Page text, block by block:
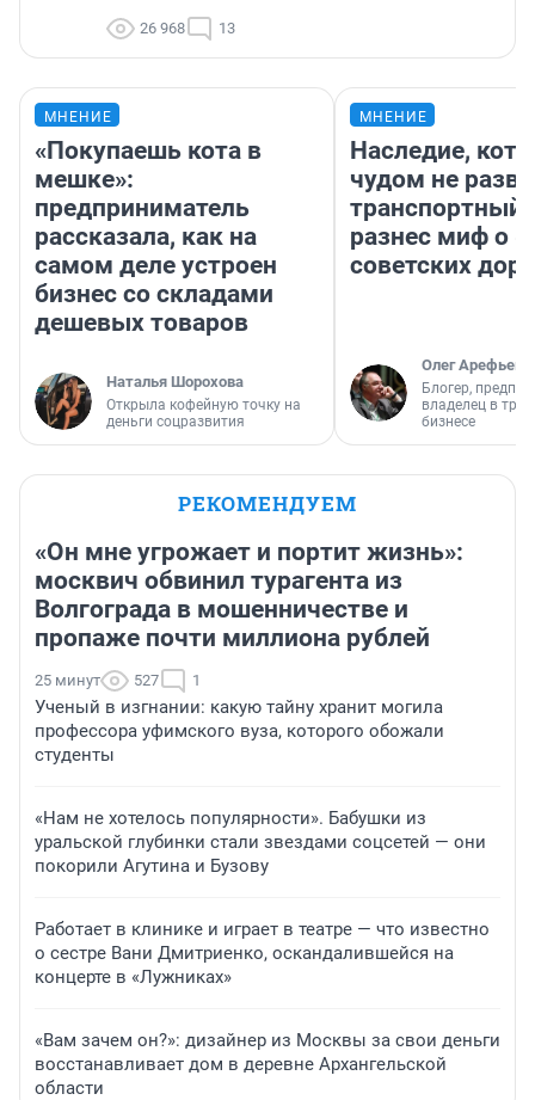
26 968 13
МНЕНИЕ
«Покупаешь кота в
мешке»:
предприниматель
рассказала, как на
самом деле устроен
бизнес со складами
дешевых товаров
Наталья Шорохова
Открыла кофейную точку на
деньги соцразвития
МНЕНИЕ
Наследие,
чудом не
транспортный
разнес миф о
советских
Олег Арефьев
Блогер,
владелец в
бизнесе
РЕКОМЕНДУЕМ
«Он мне угрожает и портит жизнь»:
москвич обвинил турагента из
Волгограда в мошенничестве и
пропаже почти миллиона рублей
25 минут 527 1
Ученый в изгнании: какую тайну хранит могила
профессора уфимского вуза, которого обожали
студенты
«Нам не хотелось популярности». Бабушки из
уральской глубинки стали звездами соцсетей — они
покорили Агутина и Бузову
Работает в клинике и играет в театре — что известно
о сестре Вани Дмитриенко, оскандалившейся на
концерте в «Лужниках»
«Вам зачем он?»: дизайнер из Москвы за свои деньги
восстанавливает дом в деревне Архангельской
области